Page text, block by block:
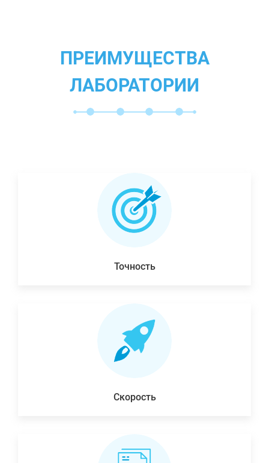
ПРЕИМУЩЕСТВА
ЛАБОРАТОРИИ
Точность
Скорость